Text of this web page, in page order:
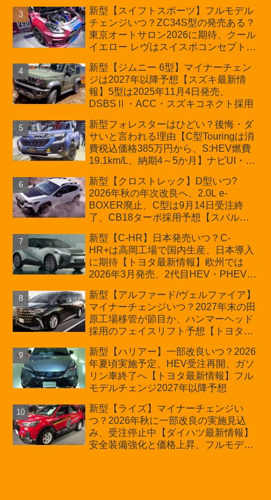
ほか「コア」と「ツール」、デリカ
D:5対抗のクロスオーバーSUVミニバ
ン
新型【スイフトスポーツ】フルモデル
チェンジいつ？ZC34S型の発売ある？
東京オートサロン2026に期待、クール
イエロー レヴはスイスポコンセプト
プが争点【スズキ最新情報】特別仕様
車「ZC33S Final Edition」終了
新型【ジムニー 6型】マイナーチェン
ジは2027年以降予想【スズキ最新情
報】5型は2025年11月4日発売、
DSBSⅡ・ACC・スズキコネクト採用
新型フォレスターはひどい？後悔・ダ
サいと言われる理由【C型Touringは消
費税込価格385万円から、S:HEV燃費
19.1km/L、納期4～5か月】ナビUI・冬
カーオブザイヤーとJNCAP大賞受賞後
も残る注意点
新型【クロストレック】D型いつ?
2026年秋の年次改良へ、2.0L e-
BOXER廃止、C型は9月14日受注終
了、CB18ターボ採用予想【スバル最
新型【C-HR】日本発売いつ？C-
HR+は高岡工場で国内生産、日本導入
に期待【トヨタ最新情報】欧州では
2026年3月発売、2代目HEV・PHEVは
新型【アルファード/ヴェルファイア】
マイナーチェンジいつ？2027年末の田
原工場移管が節目か、ハンマーヘッド
採用のフェイスリフト予想【トヨタ最
費税込価格559万9000円から
新型【ハリアー】一部改良いつ？2026
年夏頃実施予定、HEV受注再開、ガソ
リン車終了へ【トヨタ最新情報】フル
モデルチェンジ2027年以降予想
新型【ライズ】マイナーチェンジい
つ？2026年秋に一部改良の実施見込
み、受注停止中【ダイハツ最新情報】
安全装備強化と価格上昇、フルモデル